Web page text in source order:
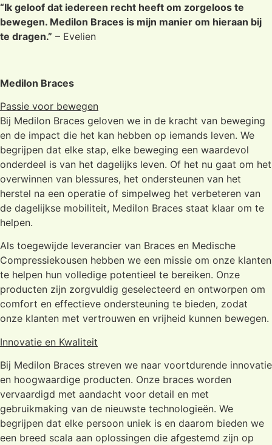
“Ik geloof dat iedereen recht heeft om zorgeloos te
bewegen. Medilon Braces is mijn manier om hieraan bij
te dragen.” – Evelien
Medilon Braces
Passie voor bewegen
Bij Medilon Braces geloven we in de kracht van beweging
en de impact die het kan hebben op iemands leven. We
begrijpen dat elke stap, elke beweging een waardevol
onderdeel is van het dagelijks leven. Of het nu gaat om het
overwinnen van blessures, het ondersteunen van het
herstel na een operatie of simpelweg het verbeteren van
de dagelijkse mobiliteit, Medilon Braces staat klaar om te
helpen.
Als toegewijde leverancier van Braces en Medische
Compressiekousen hebben we een missie om onze klanten
te helpen hun volledige potentieel te bereiken. Onze
producten zijn zorgvuldig geselecteerd en ontworpen om
comfort en effectieve ondersteuning te bieden, zodat
onze klanten met vertrouwen en vrijheid kunnen bewegen.
Innovatie en Kwaliteit
Bij Medilon Braces streven we naar voortdurende innovatie
en hoogwaardige producten. Onze braces worden
vervaardigd met aandacht voor detail en met
gebruikmaking van de nieuwste technologieën. We
begrijpen dat elke persoon uniek is en daarom bieden we
een breed scala aan oplossingen die afgestemd zijn op